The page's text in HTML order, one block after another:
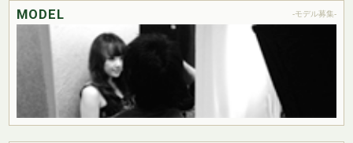
MODEL -モデル募集-